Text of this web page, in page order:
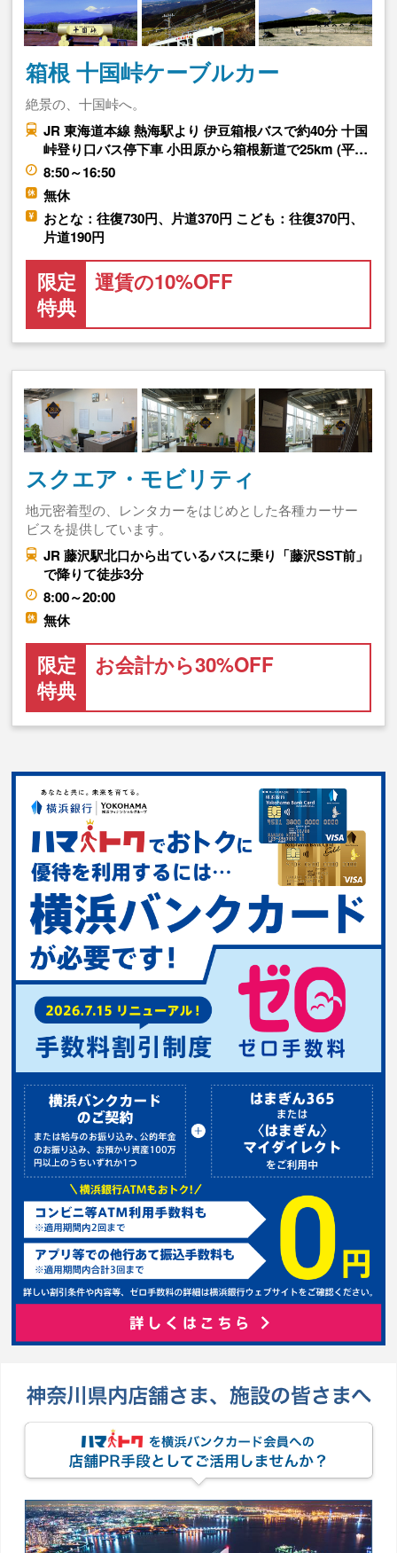
箱根 十国峠ケーブルカー
絶景の、十国峠へ。
JR 東海道本線 熱海駅より 伊豆箱根バスで約40分 十国
峠登り口バス停下車 小田原から箱根新道で25km (平…
8:50～16:50
無休
おとな：往復730円、片道370円 こども：往復370円、
片道190円
限定
特典
運賃の10%OFF
スクエア・モビリティ
地元密着型の、レンタカーをはじめとした各種カーサー
ビスを提供しています。
JR 藤沢駅北口から出ているバスに乗り「藤沢SST前」
で降りて徒歩3分
8:00～20:00
無休
限定
特典
お会計から30%OFF